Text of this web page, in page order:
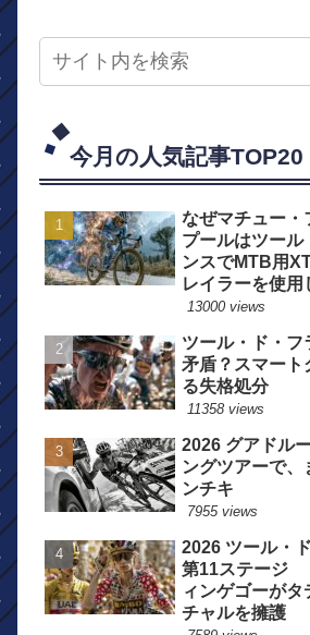
今月の人気記事TOP20
なぜマチュー・
プールはツール
ンスでMTB用
レイラーを使用
か？
13000 views
ツール・ド・フ
矛盾？スマート
る失格処分
11358 views
2026 グアドル
ングツアーで、
ンチキ
7955 views
2026 ツール・
第11ステージ
ィンゲゴーがタ
チャルを擁護